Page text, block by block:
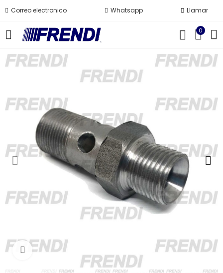
Correo electronico Whatsapp Llamar
0
Click para agrandar